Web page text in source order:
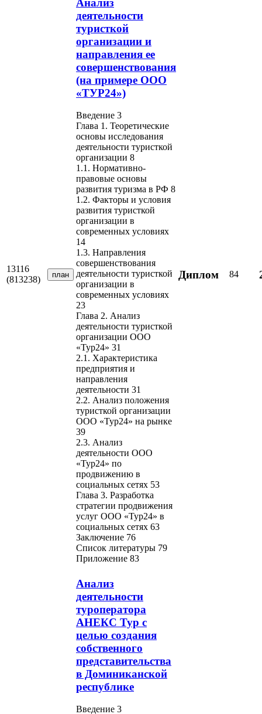
13116
(813238)
план
деятельности
туристкой
организации и
направления ее
совершенствования
(на примере ООО
«ТУР24»)
Введение 3
Глава 1. Теоретические
основы исследования
деятельности туристкой
организации 8
1.1. Нормативно-
правовые основы
развития туризма в РФ 8
1.2. Факторы и условия
развития туристкой
организации в
современных условиях
14
1.3. Направления
совершенствования
деятельности туристкой
организации в
современных условиях
23
Глава 2. Анализ
деятельности туристкой
организации ООО
«Тур24» 31
2.1. Характеристика
предприятия и
направления
деятельности 31
2.2. Анализ положения
туристкой организации
ООО «Тур24» на рынке
39
2.3. Анализ
деятельности ООО
«Тур24» по
продвижению в
социальных сетях 53
Глава 3. Разработка
стратегии продвижения
услуг ООО «Тур24» в
социальных сетях 63
Заключение 76
Список литературы 79
Приложение 83
Диплом 84
Анализ
деятельности
туроператора
АНЕКС Тур с
целью создания
собственного
представительства
в Доминиканской
республике
Введение 3